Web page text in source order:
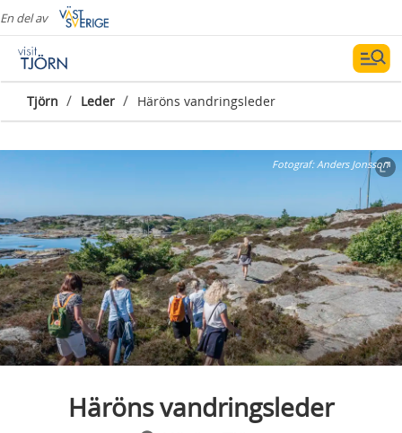
En del av
Tjörn / Leder / Häröns vandringsleder
Fotograf:Anders Jonsson
Häröns vandringsleder